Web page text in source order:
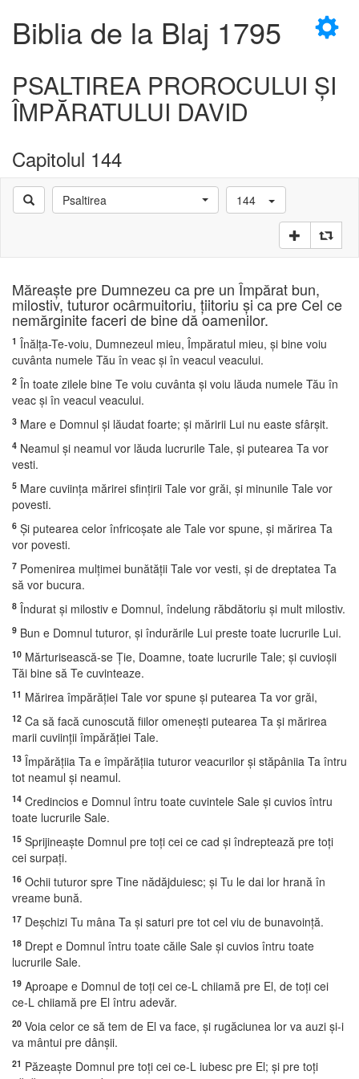
×
Biblia de la Blaj 1795
PSALTIREA PROROCULUI ŞI
ÎMPĂRATULUI DAVID
Capitolul 144
Psaltirea 144
Măreaşte pre Dumnezeu ca pre un Împărat bun,
milostiv, tuturor ocârmuitoriu, ţiitoriu şi ca pre Cel ce
nemărginite faceri de bine dă oamenilor.
1 Înălţa-Te-voiu, Dumnezeul mieu, Împăratul mieu, şi bine voiu
cuvânta numele Tău în veac şi în veacul veacului.
2 În toate zilele bine Te voiu cuvânta şi voiu lăuda numele Tău în
veac şi în veacul veacului.
3 Mare e Domnul şi lăudat foarte; şi măririi Lui nu easte sfârşit.
4 Neamul şi neamul vor lăuda lucrurile Tale, şi putearea Ta vor
vesti.
5 Mare cuviinţa mărirei sfinţirii Tale vor grăi, şi minunile Tale vor
povesti.
6 Şi putearea celor înfricoşate ale Tale vor spune, şi mărirea Ta
vor povesti.
7 Pomenirea mulţimei bunătăţii Tale vor vesti, şi de dreptatea Ta
să vor bucura.
8 Îndurat şi milostiv e Domnul, îndelung răbdătoriu şi mult milostiv.
9 Bun e Domnul tuturor, şi îndurările Lui preste toate lucrurile Lui.
10 Mărturisească-se Ţie, Doamne, toate lucrurile Tale; şi cuvioşii
Tăi bine să Te cuvinteaze.
11 Mărirea împărăţiei Tale vor spune şi putearea Ta vor grăi,
12 Ca să facă cunoscută fiilor omeneşti putearea Ta şi mărirea
marii cuviinţii împărăţiei Tale.
13 Împărăţiia Ta e împărăţiia tuturor veacurilor şi stăpâniia Ta întru
tot neamul şi neamul.
14 Credincios e Domnul întru toate cuvintele Sale şi cuvios întru
toate lucrurile Sale.
15 Sprijineaşte Domnul pre toţi cei ce cad şi îndreptează pre toţi
cei surpaţi.
16 Ochii tuturor spre Tine nădăjduiesc; şi Tu le dai lor hrană în
vreame bună.
17 Deşchizi Tu mâna Ta şi saturi pre tot cel viu de bunavoinţă.
18 Drept e Domnul întru toate căile Sale şi cuvios întru toate
lucrurile Sale.
19 Aproape e Domnul de toţi cei ce-L chiiamă pre El, de toţi cei
ce-L chiiamă pre El întru adevăr.
20 Voia celor ce să tem de El va face, şi rugăciunea lor va auzi şi-i
va mântui pre dânşii.
21 Păzeaşte Domnul pre toţi cei ce-L iubesc pre El; şi pre toţi